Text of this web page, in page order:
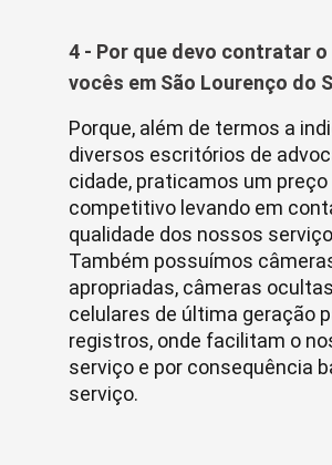
4 - Por que devo contratar
vocês em São Lourenço do
Porque, além de termos a
diversos escritórios de
cidade, praticamos um preço
competitivo levando em
qualidade dos nossos
Também possuímos
apropriadas, câmeras
celulares de última geração
registros, onde facilitam o
serviço e por consequência
serviço.